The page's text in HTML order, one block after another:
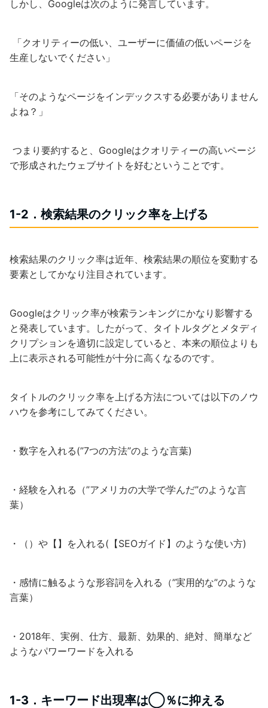
しかし、Googleは次のように発言しています。
「クオリティーの低い、ユーザーに価値の低いページを
生産しないでください」
「そのようなページをインデックスする必要がありません
よね？」
つまり要約すると、Googleはクオリティーの高いページ
で形成されたウェブサイトを好むということです。
1-2．検索結果のクリック率を上げる
検索結果のクリック率は近年、検索結果の順位を変動する
要素としてかなり注目されています。
Googleはクリック率が検索ランキングにかなり影響する
と発表しています。したがって、タイトルタグとメタディ
クリプションを適切に設定していると、本来の順位よりも
上に表示される可能性が十分に高くなるのです。
タイトルのクリック率を上げる方法については以下のノウ
ハウを参考にしてみてください。
・数字を入れる(”7つの方法”のような言葉)
・経験を入れる（”アメリカの大学で学んだ”のような言
葉）
・（）や【】を入れる(【SEOガイド】のような使い方)
・感情に触るような形容詞を入れる（”実用的な”のような
言葉）
・2018年、実例、仕方、最新、効果的、絶対、簡単など
ようなパワーワードを入れる
1-3．キーワード出現率は◯％に抑える